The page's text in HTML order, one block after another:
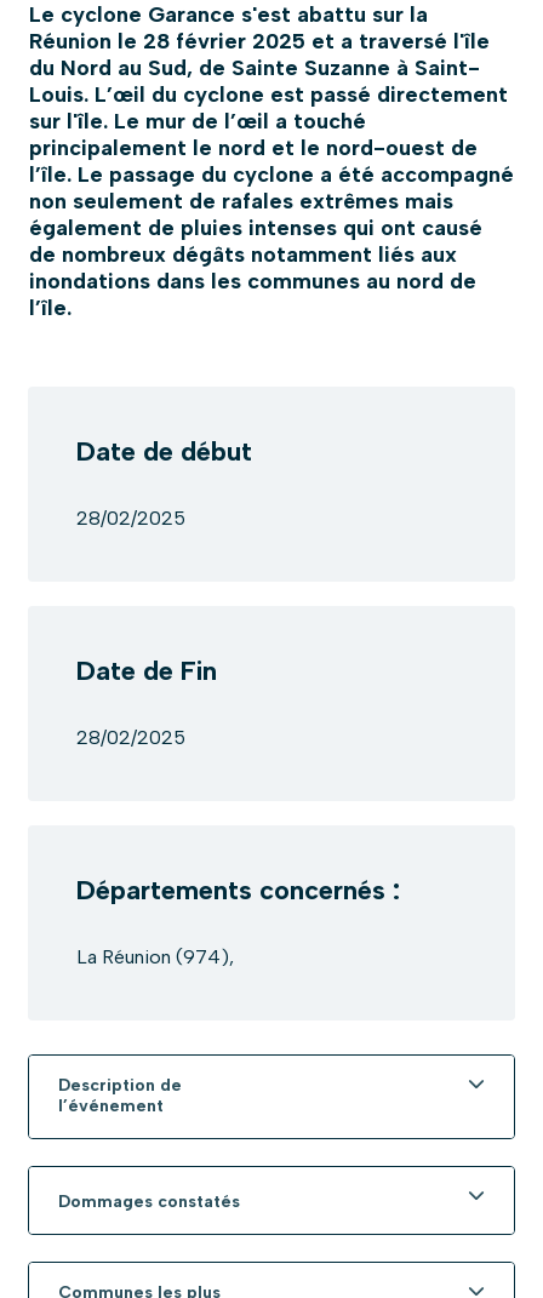
Le cyclone Garance s'est abattu sur la
Réunion le 28 février 2025 et a traversé l'île
du Nord au Sud, de Sainte Suzanne à Saint-
Louis. L’œil du cyclone est passé directement
sur l'île. Le mur de l’œil a touché
principalement le nord et le nord-ouest de
l’île. Le passage du cyclone a été accompagné
non seulement de rafales extrêmes mais
également de pluies intenses qui ont causé
de nombreux dégâts notamment liés aux
inondations dans les communes au nord de
l’île.
Date de début
28/02/2025
Date de Fin
28/02/2025
Départements concernés :
La Réunion (974),
Description de
l’événement
Dommages constatés
Communes les plus